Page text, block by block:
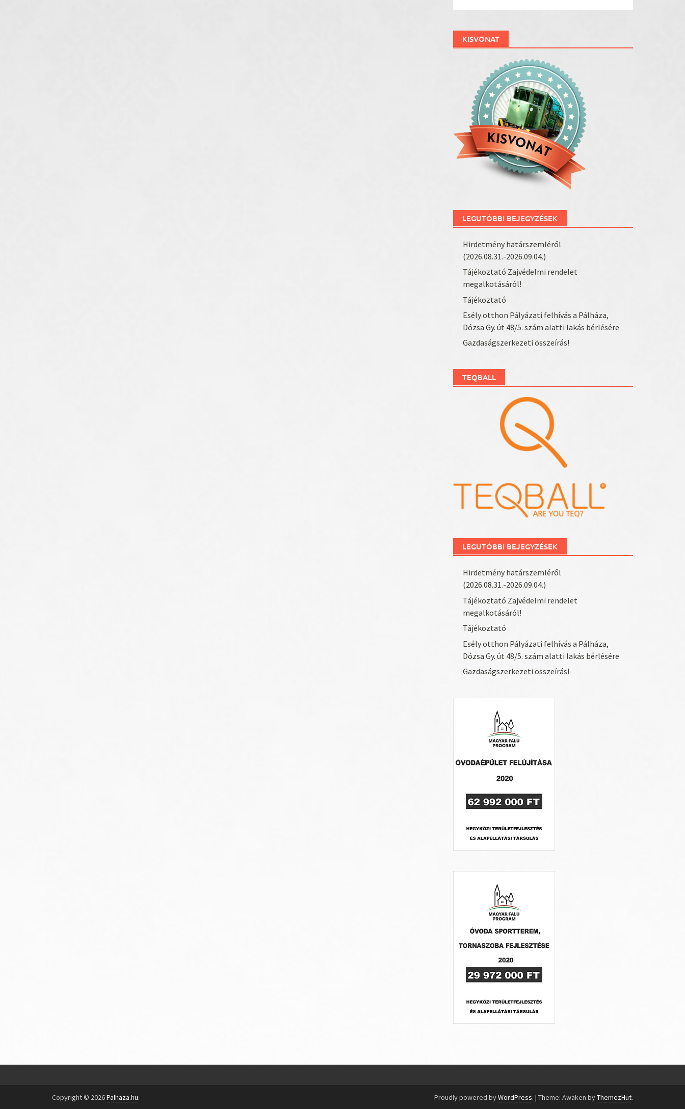
KISVONAT
LEGUTÓBBI BEJEGYZÉSEK
Hirdetmény határszemléről
(2026.08.31.-2026.09.04.)
Tájékoztató Zajvédelmi rendelet
megalkotásáról!
Tájékoztató
Esély otthon Pályázati felhívás a Pálháza,
Dózsa Gy. út 48/5. szám alatti lakás bérlésére
Gazdaságszerkezeti összeírás!
TEQBALL
LEGUTÓBBI BEJEGYZÉSEK
Hirdetmény határszemléről
(2026.08.31.-2026.09.04.)
Tájékoztató Zajvédelmi rendelet
megalkotásáról!
Tájékoztató
Esély otthon Pályázati felhívás a Pálháza,
Dózsa Gy. út 48/5. szám alatti lakás bérlésére
Gazdaságszerkezeti összeírás!
Copyright © 2026Palhaza.hu. Proudly powered byWordPress. | Theme: Awaken byThemezHut.